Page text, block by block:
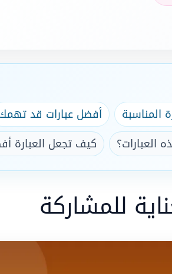
المناسبة
أفضل عبارات قد
كيف تجعل العبارة
للمشاركة